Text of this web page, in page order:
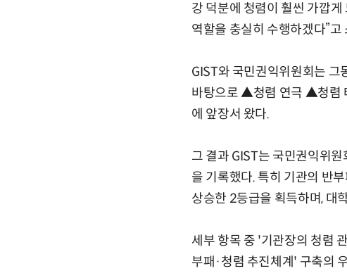
강 덕분에 청렴이 훨씬 가깝
역할을 충실히 수행하겠다”고
GIST와 국민권익위원회는 그
바탕으로 ▲청렴 연극 ▲청렴
에 앞장서 왔다.
그 결과 GIST는 국민권익위
을 기록했다. 특히 기관의 반
상승한 2등급을 획득하며, 대
세부 항목 중 '기관장의 청렴
부패·청렴 추진체계' 구축의